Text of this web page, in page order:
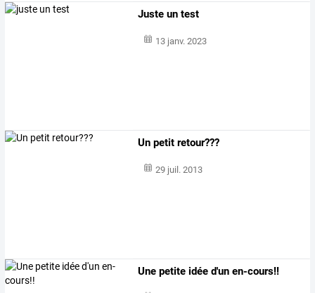
Juste un test
13 janv. 2023
Un petit retour???
29 juil. 2013
Une petite idée d'un en-cours!!